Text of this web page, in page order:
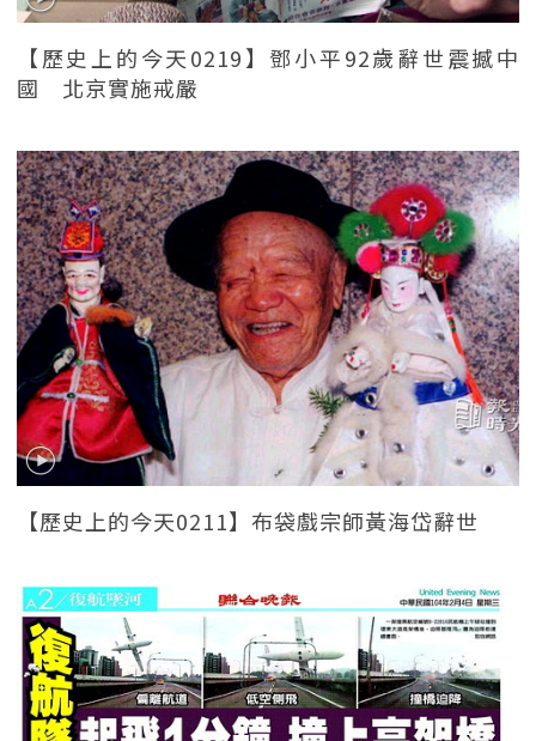
【歷史上的今天0219】鄧小平92歲辭世震撼中
國 北京實施戒嚴
【歷史上的今天0211】布袋戲宗師黃海岱辭世